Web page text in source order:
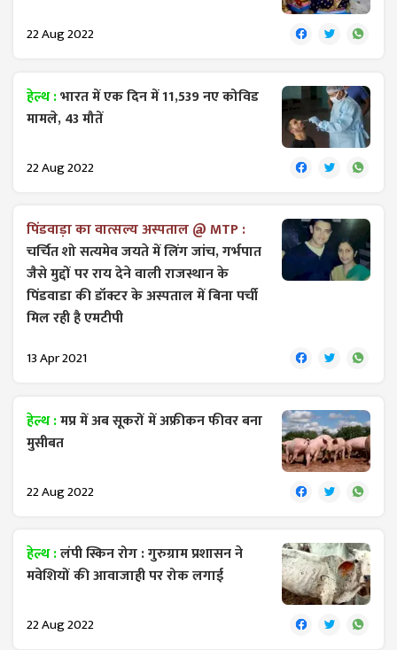
22 Aug 2022
हेल्थ :भारत में एक दिन में 11,539 नए कोविड
मामले, 43 मौतें
22 Aug 2022
पिंडवाड़ा का वात्सल्य अस्पताल @ MTP :
चर्चित शो सत्यमेव जयते में लिंग जांच, गर्भपात
जैसे मुद्दों पर राय देने वाली राजस्थान के
पिंडवाडा की डॉक्टर के अस्पताल में बिना पर्ची
मिल रही है एमटीपी
13 Apr 2021
हेल्थ :मप्र में अब सूकरों में अफ्रीकन फीवर बना
मुसीबत
22 Aug 2022
हेल्थ :लंपी स्किन रोग : गुरुग्राम प्रशासन ने
मवेशियों की आवाजाही पर रोक लगाई
22 Aug 2022